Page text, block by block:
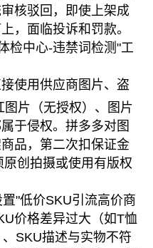
核驳回，即使上架成
，面临投诉和罚款。
检中心-违禁词检测"工
使用供应商图片、盗
片（无授权）、图片
于侵权。拼多多对图
品，第二次扣保证金
创拍摄或使用有版权
置"低价SKU引流高价商
价格差异过大（如T恤
SKU描述与实物不符